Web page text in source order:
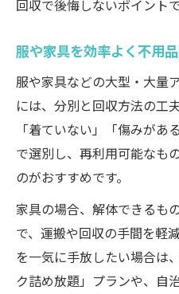
回収で後悔しないポイントで
服や家具を効率よく不用
服や家具などの大型・大量
には、分別と回収方法の工
「着ていない」「傷みが
で選別し、再利用可能なも
のがおすすめです。
家具の場合、解体できるも
で、運搬や回収の手間を軽
を一気に手放したい場合は
ク詰め放題」プランや、自